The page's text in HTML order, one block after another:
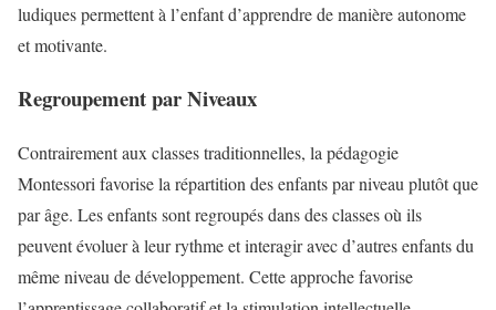
ludiques permettent à l’enfant d’apprendre de manière autonome
et motivante.
Regroupement par Niveaux
Contrairement aux classes traditionnelles, la pédagogie
Montessori favorise la répartition des enfants par niveau plutôt que
par âge. Les enfants sont regroupés dans des classes où ils
peuvent évoluer à leur rythme et interagir avec d’autres enfants du
même niveau de développement. Cette approche favorise